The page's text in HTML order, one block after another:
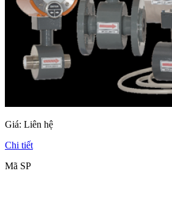
Giá: Liên hệ
Chi tiết
Mã SP